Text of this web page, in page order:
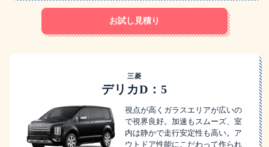
お試し見積り
三菱
デリカD：5
視点が高くガラスエリアが広いの
で視界良好。加速もスムーズ、室
内は静かで走行安定性も高い。ア
ウトドア性能にこだわって作られ